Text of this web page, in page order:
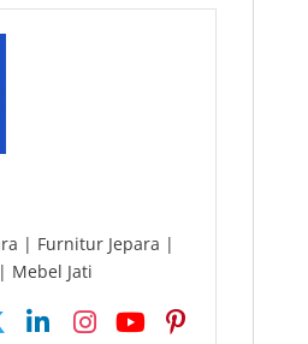
| Furnitur Jepara |
Mebel Jati